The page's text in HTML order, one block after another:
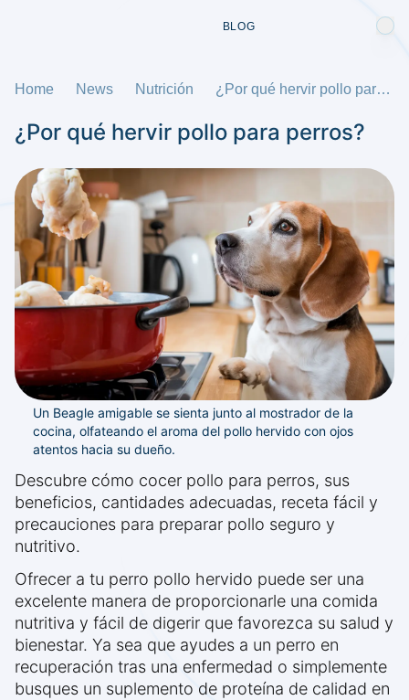
BLOG
Home News Nutrición ¿Por qué hervir pollo para perros?
¿Por qué hervir pollo para perros?
Un Beagle amigable se sienta junto al mostrador de la
cocina, olfateando el aroma del pollo hervido con ojos
atentos hacia su dueño.
Descubre cómo cocer pollo para perros, sus
beneficios, cantidades adecuadas, receta fácil y
precauciones para preparar pollo seguro y
nutritivo.
Ofrecer a tu perro pollo hervido puede ser una
excelente manera de proporcionarle una comida
nutritiva y fácil de digerir que favorezca su salud y
bienestar. Ya sea que ayudes a un perro en
recuperación tras una enfermedad o simplemente
busques un suplemento de proteína de calidad en